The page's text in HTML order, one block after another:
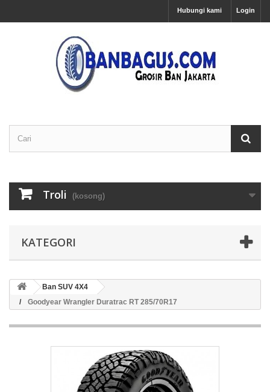
Login
Hubungi kami
Troli (kosong)
KATEGORI
Ban SUV 4X4
Goodyear Wrangler Duratrac RT 285/70R17